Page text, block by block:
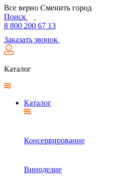
Все верно Сменить город
Поиск
8 800 200 67 13
Заказать звонок
Каталог
Каталог
Консервирование
Виноделие